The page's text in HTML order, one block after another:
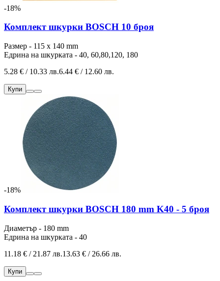
-18%
Комплект шкурки BOSCH 10 броя
Размер - 115 x 140 mm
Едрина на шкурката - 40, 60,80,120, 180
5.28 € / 10.33 лв.6.44 € / 12.60 лв.
Купи
-18%
Комплект шкурки BOSCH 180 mm K40 - 5 броя
Диаметър - 180 mm
Едрина на шкурката - 40
11.18 € / 21.87 лв.13.63 € / 26.66 лв.
Купи